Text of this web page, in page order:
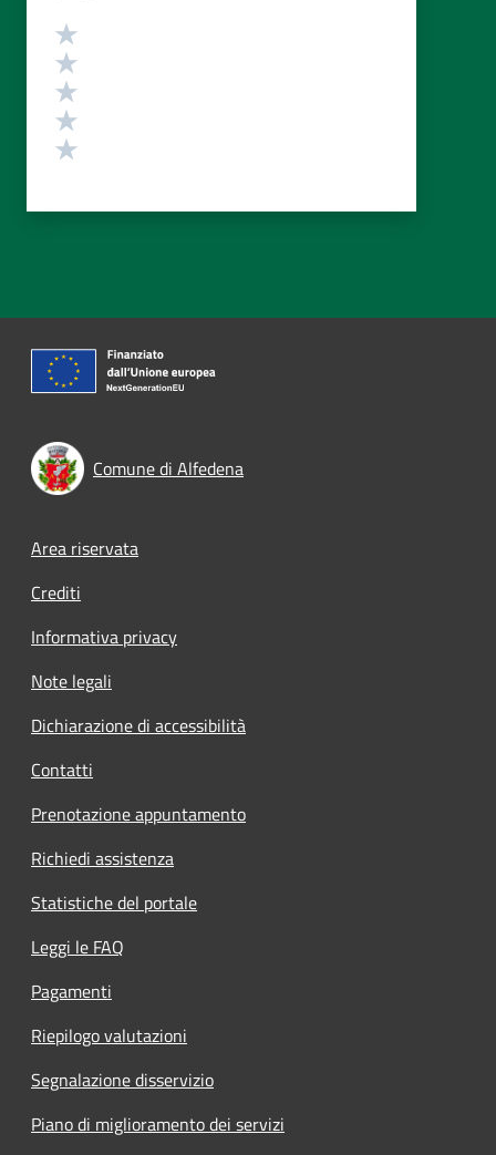
Valutazione
Comune di Alfedena
Footer menu
Area riservata
Crediti
Informativa privacy
Note legali
Dichiarazione di accessibilità
Contatti
Prenotazione appuntamento
Richiedi assistenza
Statistiche del portale
Leggi le FAQ
Pagamenti
Riepilogo valutazioni
Segnalazione disservizio
Piano di miglioramento dei servizi